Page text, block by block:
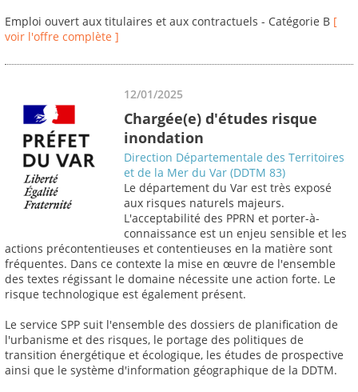
Emploi ouvert aux titulaires et aux contractuels - Catégorie B [
voir l'offre complète ]
12/01/2025
Chargée(e) d'études risque
inondation
Direction Départementale des Territoires
et de la Mer du Var (DDTM 83)
Le département du Var est très exposé
aux risques naturels majeurs.
L'acceptabilité des PPRN et porter-à-
connaissance est un enjeu sensible et les
actions précontentieuses et contentieuses en la matière sont
fréquentes. Dans ce contexte la mise en œuvre de l'ensemble
des textes régissant le domaine nécessite une action forte. Le
risque technologique est également présent.
Le service SPP suit l'ensemble des dossiers de planification de
l'urbanisme et des risques, le portage des politiques de
transition énergétique et écologique, les études de prospective
ainsi que le système d'information géographique de la DDTM.